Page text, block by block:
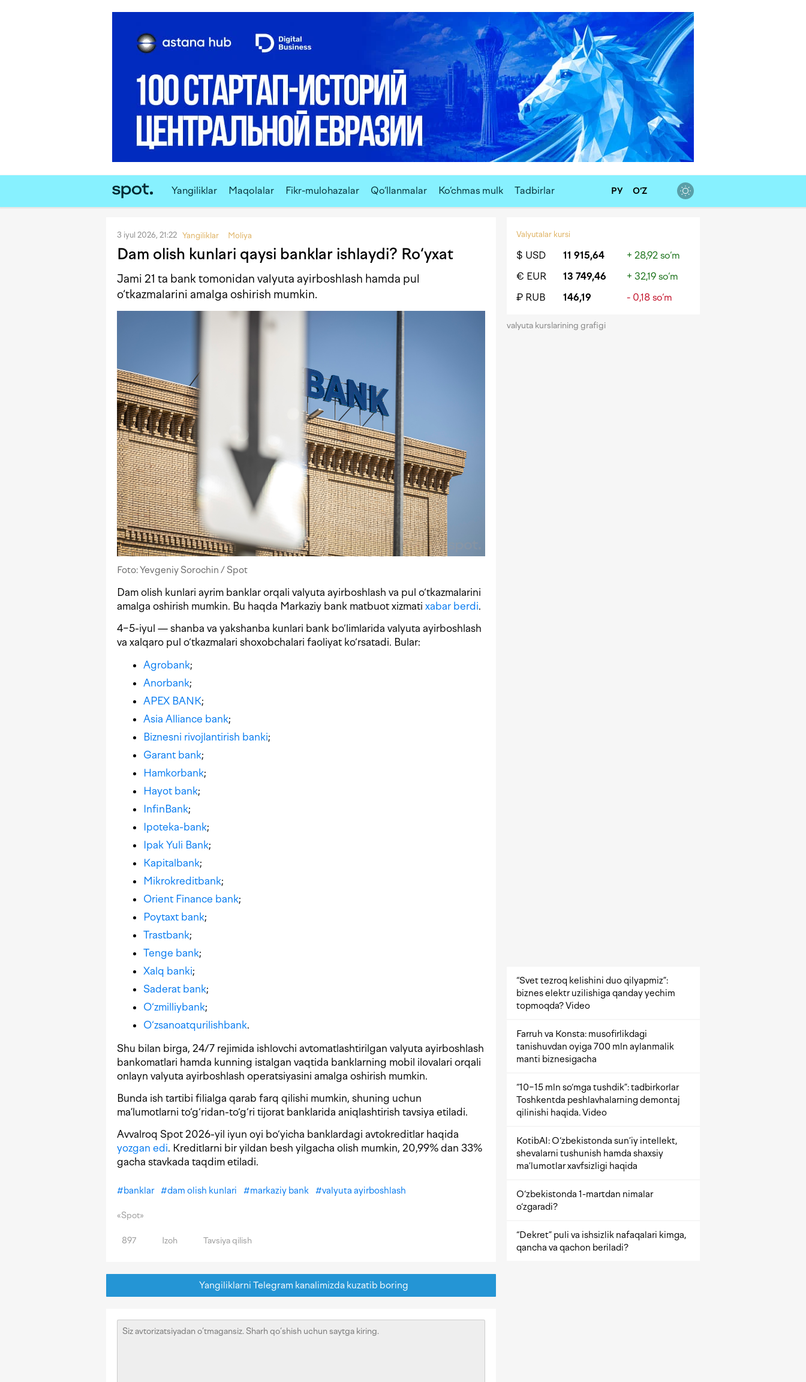
Yangiliklar Maqolalar Fikr-mulohazalar Qo‘llanmalar Ko‘chmas mulk Tadbirlar РУ O‘Z
3 iyul 2026, 21:22 Yangiliklar Moliya
Dam olish kunlari qaysi banklar ishlaydi? Ro‘yxat
Jami 21 ta bank tomonidan valyuta ayirboshlash hamda pul
o‘tkazmalarini amalga oshirish mumkin.
Foto: Yevgeniy Sorochin / Spot
Dam olish kunlari ayrim banklar orqali valyuta ayirboshlash va pul o‘tkazmalarini
amalga oshirish mumkin. Bu haqda Markaziy bank matbuot xizmati xabar berdi.
4−5-iyul — shanba va yakshanba kunlari bank bo‘limlarida valyuta ayirboshlash
va xalqaro pul o‘tkazmalari shoxobchalari faoliyat ko‘rsatadi. Bular:
Agrobank;
Anorbank;
APEX BANK;
Asia Alliance bank;
Biznesni rivojlantirish banki;
Garant bank;
Hamkorbank;
Hayot bank;
InfinBank;
Ipoteka-bank;
Ipak Yuli Bank;
Kapitalbank;
Mikrokreditbank;
Orient Finance bank;
Poytaxt bank;
Trastbank;
Tenge bank;
Xalq banki;
Saderat bank;
O‘zmilliybank;
O‘zsanoatqurilishbank.
Shu bilan birga, 24/7 rejimida ishlovchi avtomatlashtirilgan valyuta ayirboshlash
bankomatlari hamda kunning istalgan vaqtida banklarning mobil ilovalari orqali
onlayn valyuta ayirboshlash operatsiyasini amalga oshirish mumkin.
Bunda ish tartibi filialga qarab farq qilishi mumkin, shuning uchun
ma’lumotlarni to‘g‘ridan-to‘g‘ri tijorat banklarida aniqlashtirish tavsiya etiladi.
Avvalroq Spot 2026-yil iyun oyi bo‘yicha banklardagi avtokreditlar haqida
yozgan edi. Kreditlarni bir yildan besh yilgacha olish mumkin, 20,99% dan 33%
gacha stavkada taqdim etiladi.
#banklar #dam olish kunlari #markaziy bank #valyuta ayirboshlash
«Spot»
897 Izoh Tavsiya qilish
Yangiliklarni Telegram kanalimizda kuzatib boring
Valyutalar kursi
$ USD 11 915,64
+ 28,92 so‘m
€ EUR
13 749,46
+ 32,19 so‘m
₽ RUB
146,19 - 0,18 so‘m
valyuta kurslarining grafigi
“Svet tezroq kelishini duo qilyapmiz”:
biznes elektr uzilishiga qanday yechim
topmoqda? Video
Farruh va Konsta: musofirlikdagi
tanishuvdan oyiga 700 mln aylanmalik
manti biznesigacha
“10−15 mln so‘mga tushdik”: tadbirkorlar
Toshkentda peshlavhalarning demontaj
qilinishi haqida. Video
KotibAI: O‘zbekistonda sun’iy intellekt,
shevalarni tushunish hamda shaxsiy
ma’lumotlar xavfsizligi haqida
O‘zbekistonda 1-martdan nimalar
o‘zgaradi?
“Dekret” puli va ishsizlik nafaqalari kimga,
qancha va qachon beriladi?